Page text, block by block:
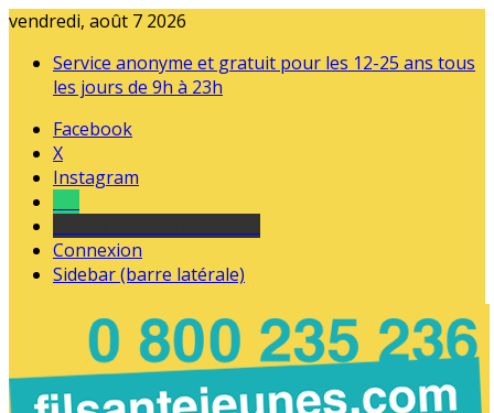
vendredi, août 7 2026
Service anonyme et gratuit pour les 12-25 ans tous
les jours de 9h à 23h
Facebook
X
Instagram
Connexion
Sidebar (barre latérale)